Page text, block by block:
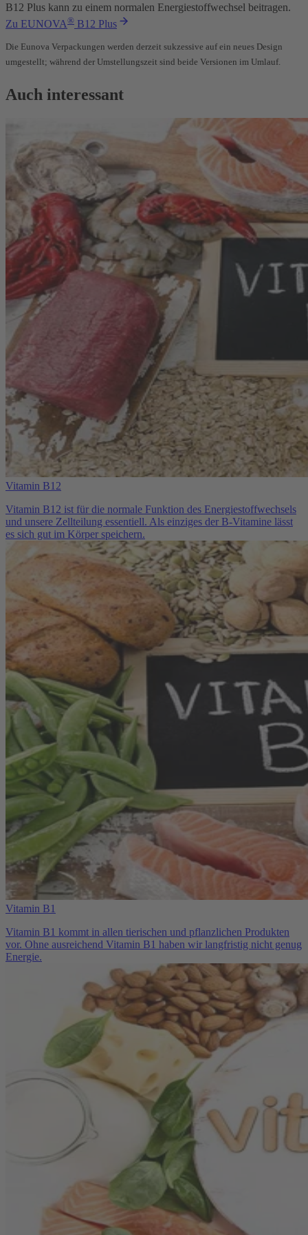
B12 Plus kann zu einem normalen Energiestoffwechsel beitragen.
Zu EUNOVA® B12 Plus
Die Eunova Verpackungen werden derzeit sukzessive auf ein neues Design
umgestellt; während der Umstellungszeit sind beide Versionen im Umlauf.
Auch interessant
Vitamin B12
Vitamin B12 ist für die normale Funktion des Energiestoffwechsels
und unsere Zellteilung essentiell. Als einziges der B-Vitamine lässt
es sich gut im Körper speichern.
Vitamin B1
Vitamin B1 kommt in allen tierischen und pflanzlichen Produkten
vor. Ohne ausreichend Vitamin B1 haben wir langfristig nicht genug
Energie.